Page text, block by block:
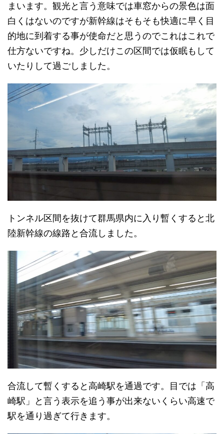
まいます。観光と言う意味では車窓からの景色は面
白くはないのですが新幹線はそもそも快適に早く目
的地に到着する事が使命だと思うのでこれはこれで
仕方ないですね。少しだけこの区間では仮眠もして
いたりして過ごしました。
トンネル区間を抜けて群馬県内に入り暫くすると北
陸新幹線の線路と合流しました。
合流して暫くすると高崎駅を通過です。目では「高
崎駅」と言う表示を追う事が出来ないくらい高速で
駅を通り過ぎて行きます。